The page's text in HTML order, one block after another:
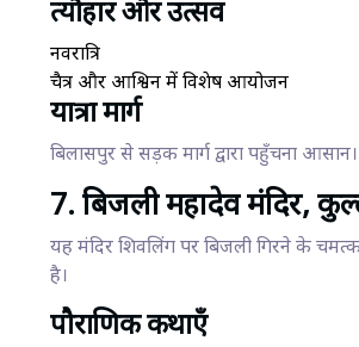
त्यौहार और उत्सव
नवरात्रि
चैत्र और आश्विन में विशेष आयोजन
यात्रा मार्ग
बिलासपुर से सड़क मार्ग द्वारा पहुँचना आसान।
7. बिजली महादेव मंदिर,
यह मंदिर शिवलिंग पर बिजली गिरने के
है।
पौराणिक कथाएँ